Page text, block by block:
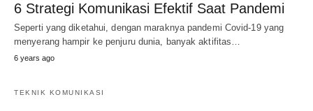
6 Strategi Komunikasi Efektif Saat Pandemi
Seperti yang diketahui, dengan maraknya pandemi Covid-19 yang
menyerang hampir ke penjuru dunia, banyak aktifitas…
6 years ago
TEKNIK KOMUNIKASI